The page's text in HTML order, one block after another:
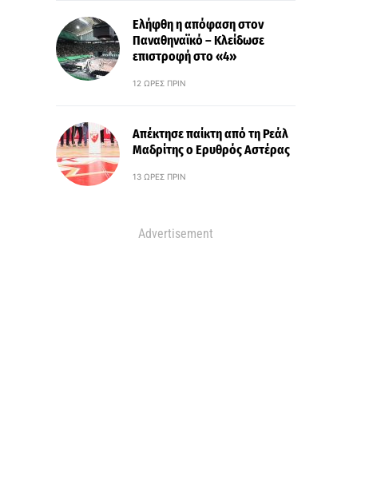
Ελήφθη η απόφαση στον
Παναθηναϊκό – Κλείδωσε
επιστροφή στο «4»
12 ΏΡΕΣ ΠΡΙΝ
Απέκτησε παίκτη από τη Ρεάλ
Μαδρίτης ο Ερυθρός Αστέρας
13 ΏΡΕΣ ΠΡΙΝ
Advertisement